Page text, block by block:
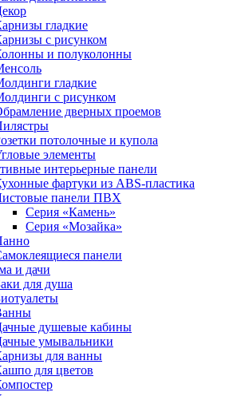
гладкие
с рисунком
и полуколонны
гладкие
с рисунком
дверных проемов
потолочные и купола
элементы
интерьерные панели
фартуки из ABS-пластика
панели ПВХ
Серия «Камень»
Серия «Мозайка»
панели
и дачи
для душа
душевые кабины
умывальники
для ванны
для цветов